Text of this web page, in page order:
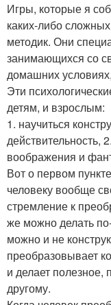
Игры, которые я
каких-либо
методик. Они
занимающихся со
домашних
Эти
детям, и взрослым:
1. научиться
действительность,
воображения и
Вот о первом
человеку вообще
стремление к
же можно делать
можно и не
преобразовывает
и делает полезное,
другому.